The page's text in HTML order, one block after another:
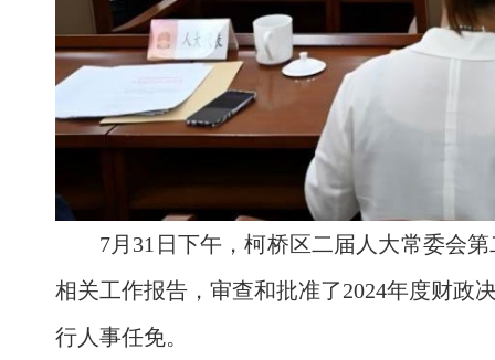
7月31日下午，柯桥区二届人大常委会
相关工作报告，审查和批准了2024年度财政
行人事任免。